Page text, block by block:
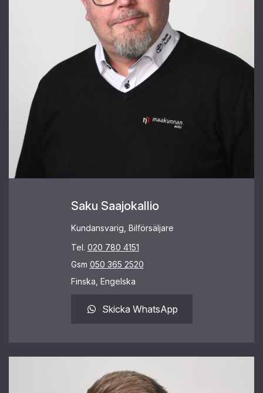
Saku Saajokallio
Kundansvarig, Bilförsäljare
Tel. 020 780 4151
Gsm 050 365 2520
Finska, Engelska
Skicka WhatsApp